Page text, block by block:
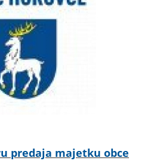
predaja majetku obce